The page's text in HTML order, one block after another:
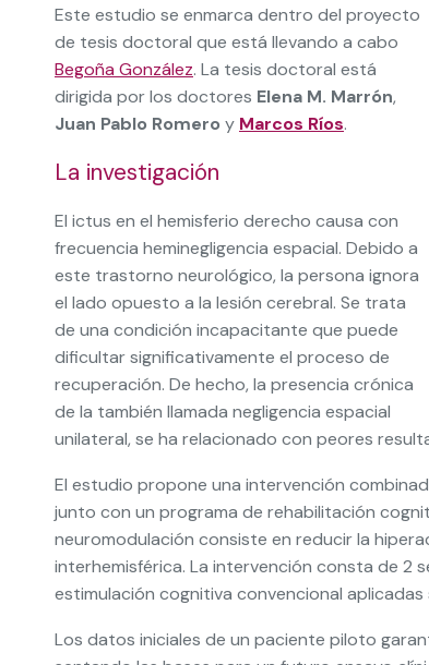
Este estudio se enmarca dentro del proyecto
de tesis doctoral que está llevando a cabo
Begoña González. La tesis doctoral está
dirigida por los doctores Elena M. Marrón,
Juan Pablo Romero y Marcos Ríos.
La investigación
El ictus en el hemisferio derecho causa con
frecuencia heminegligencia espacial. Debido a
este trastorno neurológico, la persona ignora
el lado opuesto a la lesión cerebral. Se trata
de una condición incapacitante que puede
dificultar significativamente el proceso de
recuperación. De hecho, la presencia crónica
de la también llamada negligencia espacial
unilateral, se ha relacionado con peores
El estudio propone una intervención
junto con un programa de rehabilitación
neuromodulación consiste en reducir la
interhemisférica. La intervención consta de 2
estimulación cognitiva convencional aplicadas
Los datos iniciales de un paciente piloto